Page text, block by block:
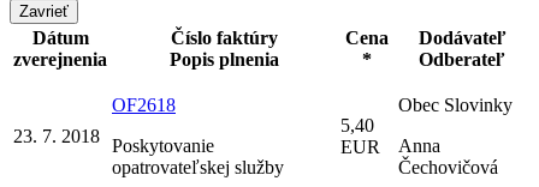
Zavrieť
Dátum
zverejnenia
Číslo faktúry
Popis plnenia
Cena
*
Dodávateľ
Odberateľ
23. 7. 2018
OF2618
Poskytovanie
opatrovateľskej služby
5,40
EUR
Obec Slovinky
Anna
Čechovičová